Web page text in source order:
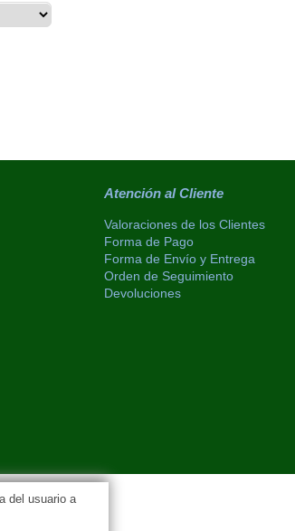
del usuario a
Atención al Cliente
Valoraciones de los Clientes
Forma de Pago
Forma de Envío y Entrega
Orden de Seguimiento
Devoluciones